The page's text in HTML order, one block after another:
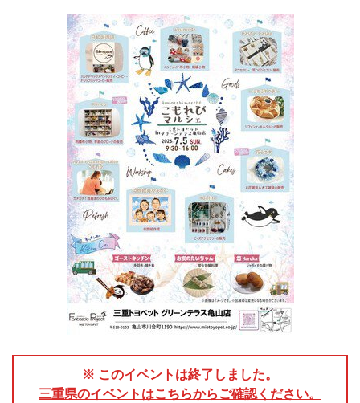
※ このイベントは終了しました。
三重県のイベントはこちらからご確認ください。